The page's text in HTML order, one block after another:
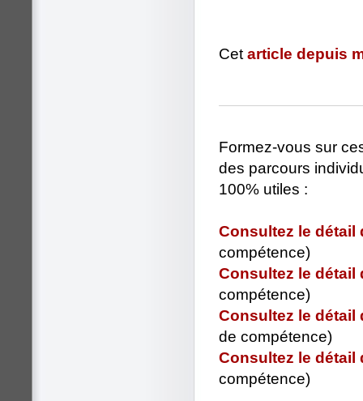
Cet article depuis
Formez-vous sur
des parcours
100% utiles :
Consultez le détail
compétence)
Consultez le détail
compétence)
Consultez le détail
de compétence)
Consultez le détail
compétence)